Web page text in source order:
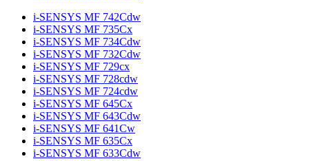
i-SENSYS MF 742Cdw
i-SENSYS MF 735Cx
i-SENSYS MF 734Cdw
i-SENSYS MF 732Cdw
i-SENSYS MF 729cx
i-SENSYS MF 728cdw
i-SENSYS MF 724cdw
i-SENSYS MF 645Cx
i-SENSYS MF 643Cdw
i-SENSYS MF 641Cw
i-SENSYS MF 635Cx
i-SENSYS MF 633Cdw